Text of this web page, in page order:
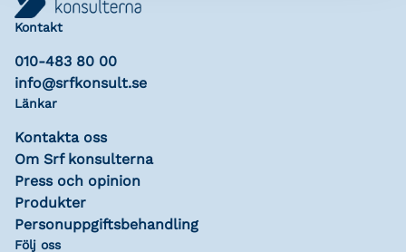
Kontakt
010-483 80 00
info@srfkonsult.se
Länkar
Kontakta oss
Om Srf konsulterna
Press och opinion
Produkter
Personuppgiftsbehandling
Följ oss